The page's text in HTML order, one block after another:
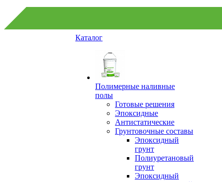
Каталог
Полимерные наливные
полы
Готовые решения
Эпоксидные
Антистатические
Грунтовочные составы
Эпоксидный
грунт
Полиуретановый
грунт
Эпоксидный